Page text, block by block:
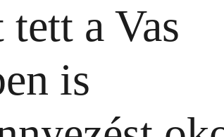
a Vas
is